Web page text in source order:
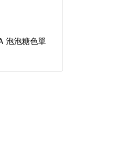
泡泡糖色單